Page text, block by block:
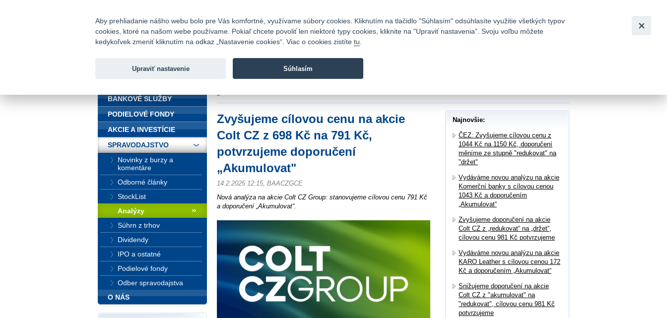
Fio banka
Fio banka sa zameriava na poskytovanie bežných bankových
Zvyšujeme cílovou cenu na akcie
Colt CZ z 698 Kč na 791 Kč,
potvrzujeme doporučení
„Akumulovat"
14.2.2025 12:15, BAACZGCE
Nová analýza na akcie Colt CZ Group: stanovujeme cílovou cenu 791 Kč
a doporučení „Akumulovat“.
Najnovšie:
ČEZ: Zvyšujeme cílovou cenu z
1044 Kč na 1150 Kč, doporučení
měníme ze stupně "redukovat" na
"držet"
Vydáváme novou analýzu na akcie
Komerční banky s cílovou cenou
1043 Kč a doporučením
„Akumulovat“
Zvyšujeme doporučení na akcie
Colt CZ z „redukovat“ na „držet“,
cílovou cenu 981 Kč potvrzujeme
Vydáváme novou analýzu na akcie
KARO Leather s cílovou cenou 172
Kč a doporučením „Akumulovat“
Snižujeme doporučení na akcie
Colt CZ z "akumulovat" na
"redukovat", cílovou cenu 981 Kč
potvrzujeme
BANKOVÉ SLUŽBY
PODIELOVÉ FONDY
AKCIE A INVESTÍCIE
SPRAVODAJSTVO
Novinky z burzy a
komentáre
Odborné články
StockList
Analýzy
Súhrn z trhov
Dividendy
IPO a ostatné
Podielové fondy
Odber spravodajstva
O NÁS
Aby prehliadanie nášho webu bolo pre Vás komfortné, využívame súbory cookies. Kliknutím na tlačidlo "Súhlasím" odsúhlasíte využitie všetkých typov
cookies, ktoré na našom webe používame. Pokiaľ chcete povoliť len niektoré typy cookies, kliknite na "Upraviť nastavenia". Svoju voľbu môžete
kedykoľvek zmeniť kliknutím na odkaz „Nastavenie cookies“. Viac o cookies zistíte tu
Upraviť nastavenie Súhlasím